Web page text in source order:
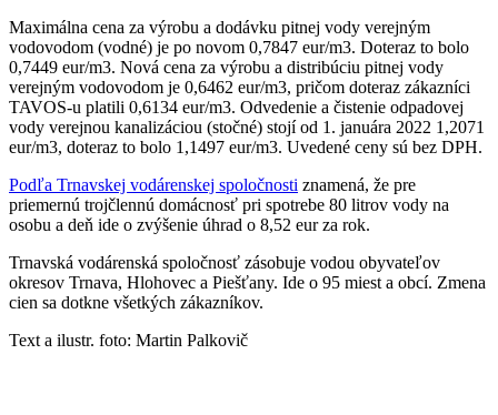
Maximálna cena za výrobu a dodávku pitnej vody verejným
vodovodom (vodné) je po novom 0,7847 eur/m3. Doteraz to bolo
0,7449 eur/m3. Nová cena za výrobu a distribúciu pitnej vody
verejným vodovodom je 0,6462 eur/m3, pričom doteraz zákazníci
TAVOS-u platili 0,6134 eur/m3. Odvedenie a čistenie odpadovej
vody verejnou kanalizáciou (stočné) stojí od 1. januára 2022 1,2071
eur/m3, doteraz to bolo 1,1497 eur/m3. Uvedené ceny sú bez DPH.
Podľa Trnavskej vodárenskej spoločnosti znamená, že pre
priemernú trojčlennú domácnosť pri spotrebe 80 litrov vody na
osobu a deň ide o zvýšenie úhrad o 8,52 eur za rok.
Trnavská vodárenská spoločnosť zásobuje vodou obyvateľov
okresov Trnava, Hlohovec a Piešťany. Ide o 95 miest a obcí. Zmena
cien sa dotkne všetkých zákazníkov.
Text a ilustr. foto: Martin Palkovič